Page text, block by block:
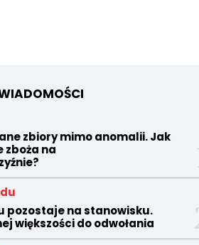
zbiory mimo anomalii. Jak
zboża na
pozostaje na stanowisku.
większości do odwołania